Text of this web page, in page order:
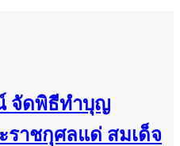
จัดพิธีทำบุญ
ราชกุศลแด่ สมเด็จ